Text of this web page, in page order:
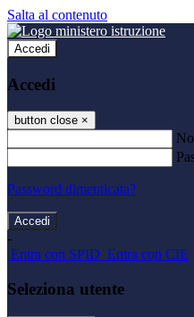
Salta al contenuto
Accedi
Accedi
button close ×
Password dimenticata?
-
Entra con SPID Entra con CIE
Seleziona utente